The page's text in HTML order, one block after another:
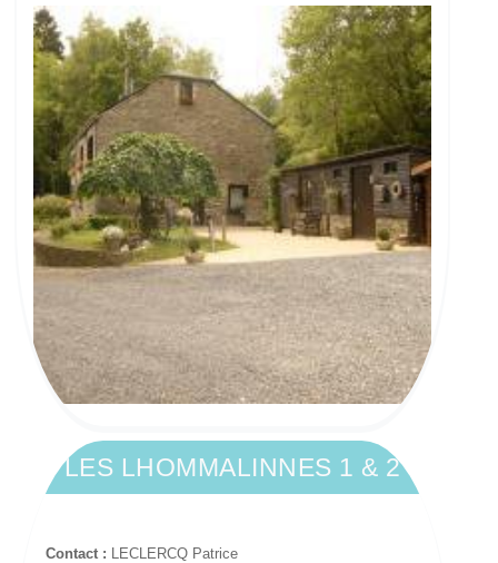
LES LHOMMALINNES 1 & 2
Contact : LECLERCQ Patrice